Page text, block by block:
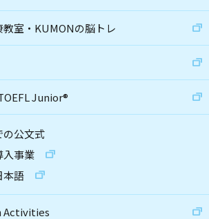
室・KUMONの脳トレ
Junior®
の公文式
入事業
本語
Activities